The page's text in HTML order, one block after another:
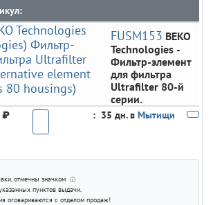
FUSM153 BEKO
Technologies -
Фильтр-элемент
для фильтра
Ultrafilter 80-й
серии.
₽ : 35 дн. в Мытищи
, отмечны значком ⓘ
пунктов выдачи.
оговариваются с отделом продаж!